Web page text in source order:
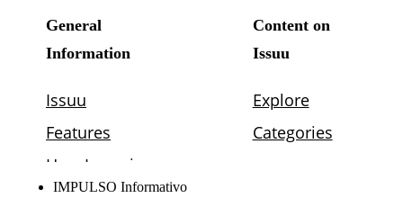
IMPULSO Informativo